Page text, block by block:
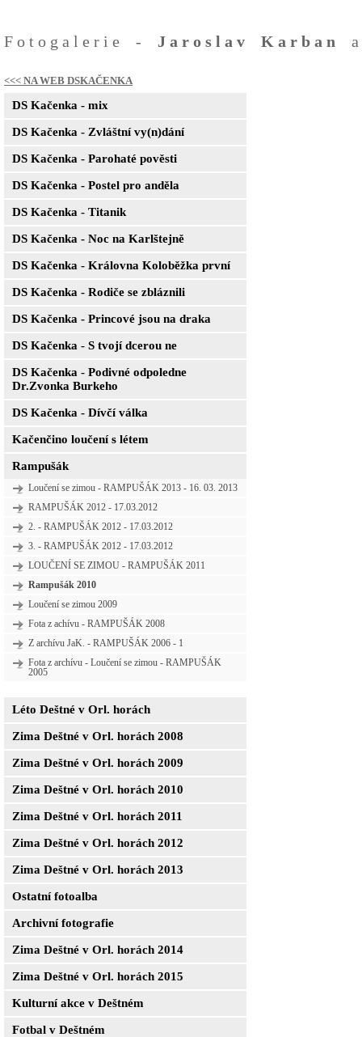
Fotogalerie - Jaroslav Karban
<<< NA WEB DSKAČENKA
DS Kačenka - mix
DS Kačenka - Zvláštní vy(n)dání
DS Kačenka - Parohaté pověsti
DS Kačenka - Postel pro anděla
DS Kačenka - Titanik
DS Kačenka - Noc na Karlštejně
DS Kačenka - Královna Koloběžka první
DS Kačenka - Rodiče se zbláznili
DS Kačenka - Princové jsou na draka
DS Kačenka - S tvojí dcerou ne
DS Kačenka - Podivné odpoledne
Dr.Zvonka Burkeho
DS Kačenka - Dívčí válka
Kačenčino loučení s létem
Rampušák
Loučení se zimou - RAMPUŠÁK 2013 - 16. 03. 2013
RAMPUŠÁK 2012 - 17.03.2012
2. - RAMPUŠÁK 2012 - 17.03.2012
3. - RAMPUŠÁK 2012 - 17.03.2012
LOUČENÍ SE ZIMOU - RAMPUŠÁK 2011
Rampušák 2010
Loučení se zimou 2009
Fota z achívu - RAMPUŠÁK 2008
Z archívu JaK. - RAMPUŠÁK 2006 - 1
Fota z archívu - Loučení se zimou - RAMPUŠÁK
2005
Léto Deštné v Orl. horách
Zima Deštné v Orl. horách 2008
Zima Deštné v Orl. horách 2009
Zima Deštné v Orl. horách 2010
Zima Deštné v Orl. horách 2011
Zima Deštné v Orl. horách 2012
Zima Deštné v Orl. horách 2013
Ostatní fotoalba
Archivní fotografie
Zima Deštné v Orl. horách 2014
Zima Deštné v Orl. horách 2015
Kulturní akce v Deštném
Fotbal v Deštném